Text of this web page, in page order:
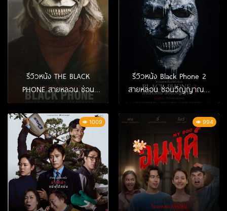
รีวิวหนัง THE BLACK
PHONE สายหลอน ซ่อน
วิญญาณ (2021)
รีวิวหนัง Black Phone 2
สายหลอน ซ่อนวิญญาณ 2
(2025)
1009 994